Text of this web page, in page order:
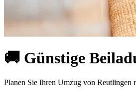
🚚 Günstige
Planen Sie Ihren Umzug von Reutlingen